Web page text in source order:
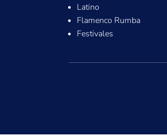
Latino
Flamenco Rumba
Festivales